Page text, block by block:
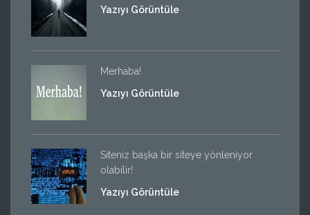
Yazıyı Görüntüle
Merhaba!
Yazıyı Görüntüle
Siteniz başka bir siteye yönleniyor
olabilir!
Yazıyı Görüntüle